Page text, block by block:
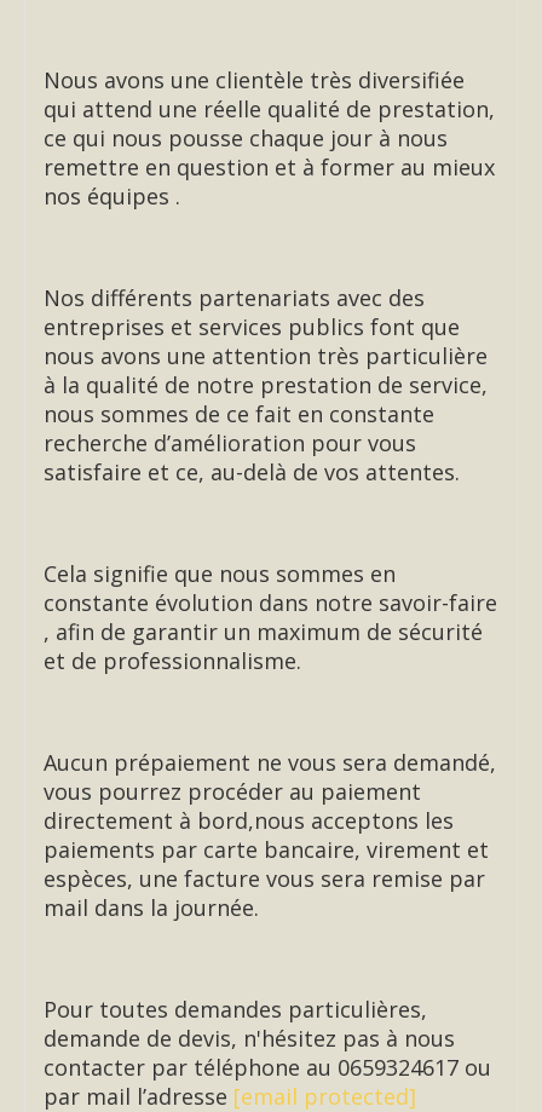
Nous avons une clientèle très diversifiée
qui attend une réelle qualité de prestation,
ce qui nous pousse chaque jour à nous
remettre en question et à former au mieux
nos équipes .
Nos différents partenariats avec des
entreprises et services publics font que
nous avons une attention très particulière
à la qualité de notre prestation de service,
nous sommes de ce fait en constante
recherche d’amélioration pour vous
satisfaire et ce, au-delà de vos attentes.
Cela signifie que nous sommes en
constante évolution dans notre savoir-faire
, afin de garantir un maximum de sécurité
et de professionnalisme.
Aucun prépaiement ne vous sera demandé,
vous pourrez procéder au paiement
directement à bord,nous acceptons les
paiements par carte bancaire, virement et
espèces, une facture vous sera remise par
mail dans la journée.
Pour toutes demandes particulières,
demande de devis, n'hésitez pas à nous
contacter par téléphone au 0659324617 ou
par mail l’adresse [email protected]